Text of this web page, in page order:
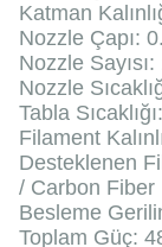
Katman
Nozzle Çapı:
Nozzle Sayısı:
Nozzle
Tabla
Filament
Desteklenen
/ Carbon Fiber
Besleme
Toplam Güç: